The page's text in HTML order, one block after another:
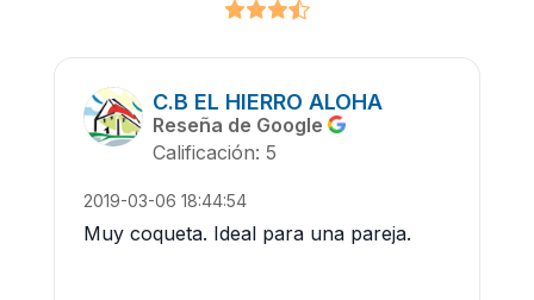
C.B EL HIERRO ALOHA
Reseña de Google
Calificación: 5
2019-03-06 18:44:54
Muy coqueta. Ideal para una pareja.